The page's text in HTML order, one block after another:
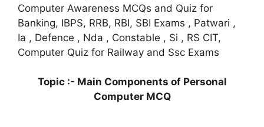
Computer Awareness MCQs and Quiz for
Banking, IBPS, RRB, RBI, SBI Exams , Patwari ,
Ia , Defence , Nda , Constable , Si , RS CIT,
Computer Quiz for Railway and Ssc Exams
Topic :- Main Components of Personal
Computer MCQ